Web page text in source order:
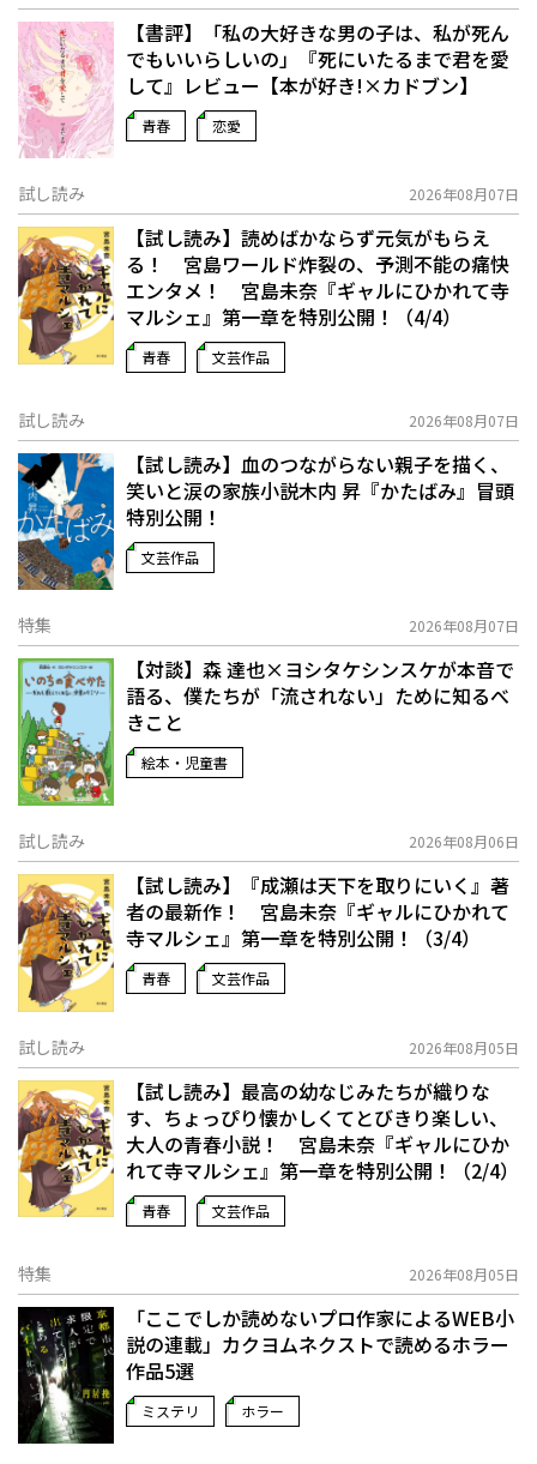
【書評】「私の大好きな男の子は、私が死ん
でもいいらしいの」――『死にいたるまで君を愛
して』レビュー【本が好き!×カドブン】
青春 恋愛
試し読み 2026年08月07日
【試し読み】読めばかならず元気がもらえ
る！ 宮島ワールド炸裂の、予測不能の痛快
エンタメ！ 宮島未奈『ギャルにひかれて寺
マルシェ』第一章を特別公開！（4/4）
青春 文芸作品
試し読み 2026年08月07日
【試し読み】血のつながらない親子を描く、
笑いと涙の家族小説――木内 昇『かたばみ』冒頭
特別公開！
文芸作品
特集 2026年08月07日
【対談】森 達也×ヨシタケシンスケが本音で
語る、僕たちが「流されない」ために知るべ
きこと
絵本・児童書
試し読み 2026年08月06日
【試し読み】『成瀬は天下を取りにいく』著
者の最新作！ 宮島未奈『ギャルにひかれて
寺マルシェ』第一章を特別公開！（3/4）
青春 文芸作品
試し読み 2026年08月05日
【試し読み】最高の幼なじみたちが織りな
す、ちょっぴり懐かしくてとびきり楽しい、
大人の青春小説！ 宮島未奈『ギャルにひか
れて寺マルシェ』第一章を特別公開！（2/4）
青春 文芸作品
特集 2026年08月05日
「ここでしか読めないプロ作家によるWEB小
説の連載」――カクヨムネクストで読めるホラー
作品5選
ミステリ ホラー